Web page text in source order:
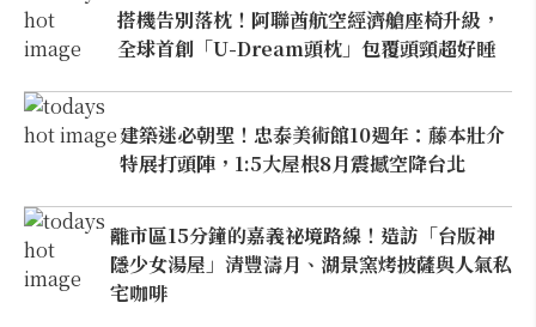
搭機告別落枕！阿聯酋航空經濟艙座椅升級，
全球首創「U-Dream頭枕」包覆頭頸超好睡
建築迷必朝聖！忠泰美術館10週年：藤本壯介
特展打頭陣，1:5大屋根8月震撼空降台北
離市區15分鐘的嘉義祕境路線！造訪「台版神
隱少女湯屋」清豐濤月、湖景窯烤披薩與人氣私
宅咖啡